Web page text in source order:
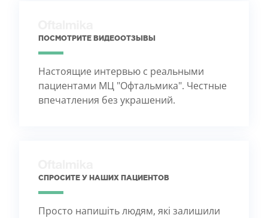
ПОСМОТРИТЕ ВИДЕООТЗЫВЫ
Настоящие интервью с реальными
пациентами МЦ "Офтальмика". Честные
впечатления без украшений.
СПРОСИТЕ У НАШИХ ПАЦИЕНТОВ
Просто напишіть людям, які залишили